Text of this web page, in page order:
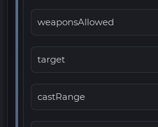
weaponsAllowed
target
castRange